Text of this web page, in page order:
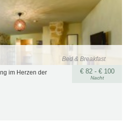
Bed & Breakfast
€ 82 - € 100
Nacht
im Herzen der